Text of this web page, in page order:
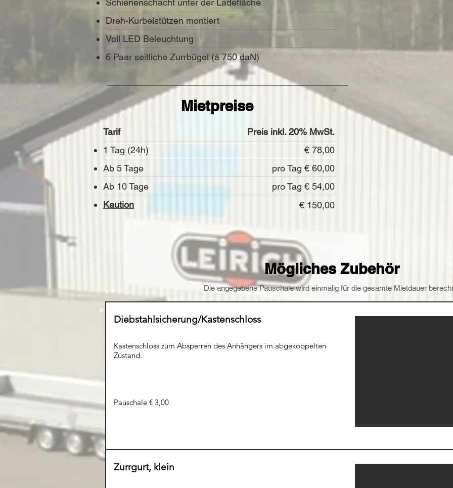
Schienenschacht unter der Ladefläche
Dreh-Kurbelstützen montiert
Voll LED Beleuchtung
6 Paar seitliche Zurrbügel (á 750 daN)
Mietpreise
Tarif
1 Tag (24h)
Ab 5 Tage
Ab 10 Tage
Kaution
Preis inkl. 20% MwSt.
€ 78,00
pro Tag € 60,00
pro Tag € 54,00
€ 150,00
Mögliches Zubehör
Die angegebene Pauschale wird einmalig für die gesamte Mietdauer
Diebstahlsicherung/Kastenschloss
Kastenschloss zum Absperren des Anhängers im abgekoppelten
Zustand.
Pauschale € 3,00
Zurrgurt, klein